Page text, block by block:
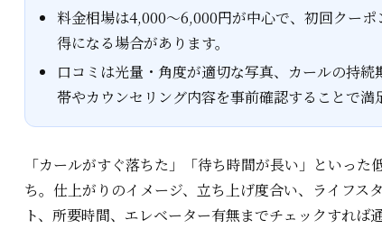
料金相場は4,000～6,000円が中心で、初回クー
得になる場合があります。
口コミは光量・角度が適切な写真、カールの持
帯やカウンセリング内容を事前確認することで満
「カールがすぐ落ちた」「待ち時間が長い」といっ
ち。仕上がりのイメージ、立ち上げ度合い、ライフス
ト、所要時間、エレベーター有無までチェックすれば